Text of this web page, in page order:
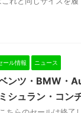
ール情報 ニュース
ンツ・BMW・
シュラン・コン